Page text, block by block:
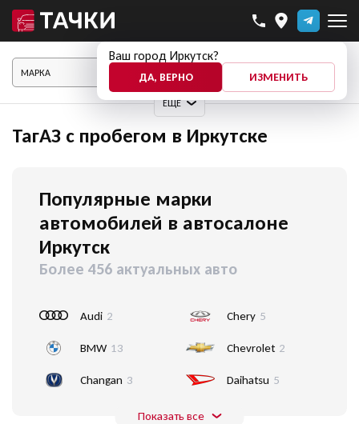
Ваш город Иркутск?
ДА, ВЕРНО ИЗМЕНИТЬ
ЕЩЕ
ПОКАЗАТЬ АВТО
ТагАЗ с пробегом в Иркутске
Популярные марки
автомобилей в автосалоне
Иркутск
Более 456 актуальных авто
Audi 2
BMW 13
Changan 3
Chery 5
Chevrolet 2
Daihatsu 5
Показать все